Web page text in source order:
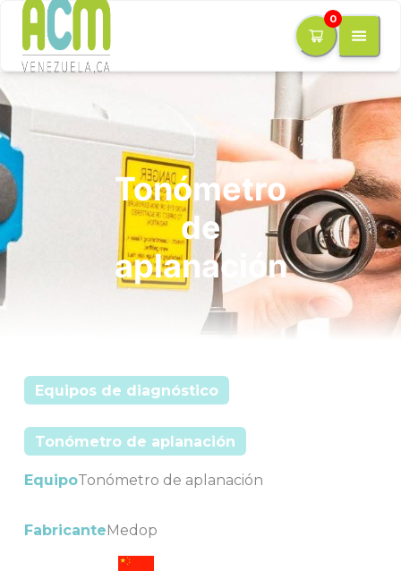
0
Tonómetro
de
aplanación
Equipos de diagnóstico
Tonómetro de aplanación
EquipoTonómetro de aplanación
FabricanteMedop